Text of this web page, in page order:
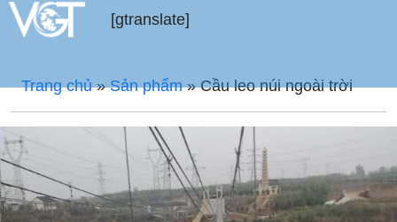
[gtranslate]
Trang chủ»Sản phẩm»Cầu leo ​​núi ngoài trời